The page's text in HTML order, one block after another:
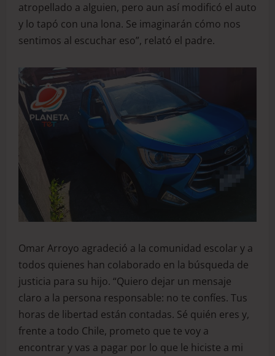
atropellado a alguien, pero aun así modificó el auto
y lo tapó con una lona. Se imaginarán cómo nos
sentimos al escuchar eso”, relató el padre.
Omar Arroyo agradeció a la comunidad escolar y a
todos quienes han colaborado en la búsqueda de
justicia para su hijo. “Quiero dejar un mensaje
claro a la persona responsable: no te confíes. Tus
horas de libertad están contadas. Sé quién eres y,
frente a todo Chile, prometo que te voy a
encontrar y vas a pagar por lo que le hiciste a mi